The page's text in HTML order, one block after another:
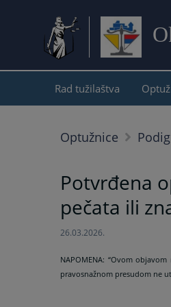
Rad tužilaštva
Optužnice
Potvrđena
pečata ili
26.03.2026.
NAPOMENA: “Ovom
pravosnažnom presudom ne